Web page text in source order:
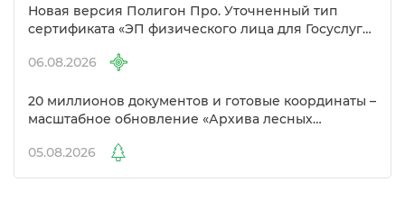
Новая версия Полигон Про. Уточненный тип
сертификата «ЭП физического лица для Госуслуг»
06.08.2026
20 миллионов документов и готовые координаты –
масштабное обновление «Архива лесных
05.08.2026